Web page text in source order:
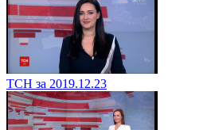
ТСН за 2019.12.23